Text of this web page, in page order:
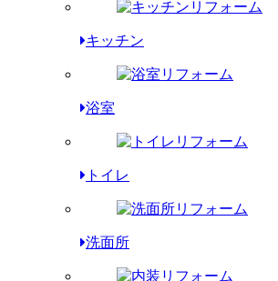
キッチン
浴室
トイレ
洗面所